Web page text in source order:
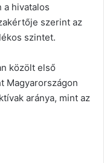
a hivatalos
szerint az
szintet.
közölt első
Magyarországon
aránya, mint az